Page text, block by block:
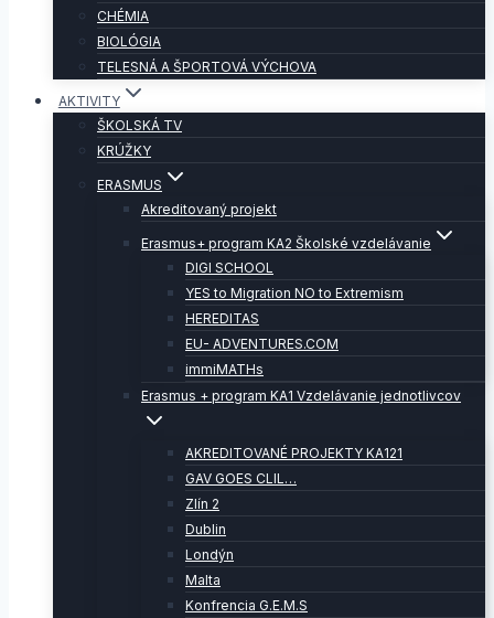
CHÉMIA
BIOLÓGIA
TELESNÁ A ŠPORTOVÁ VÝCHOVA
AKTIVITY
ŠKOLSKÁ TV
KRÚŽKY
ERASMUS
Akreditovaný projekt
Erasmus+ program KA2 Školské vzdelávanie
DIGI SCHOOL
YES to Migration NO to Extremism
HEREDITAS
EU- ADVENTURES.COM
immiMATHs
Erasmus + program KA1 Vzdelávanie jednotlivcov
AKREDITOVANÉ PROJEKTY KA121
GAV GOES CLIL…
Zlín 2
Dublin
Londýn
Malta
Konfrencia G.E.M.S